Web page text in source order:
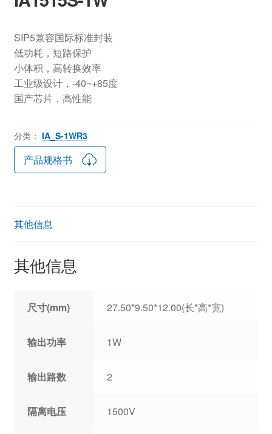
SIP5兼容国际标准封装
低功耗，短路保护
小体积，高转换效率
工业级设计，-40~+85度
国产芯片，高性能
分类： IA_S-1WR3
产品规格书
其他信息
其他信息
尺寸(mm) 27.50*9.50*12.00(长*高*宽)
输出功率 1W
输出路数 2
隔离电压 1500V